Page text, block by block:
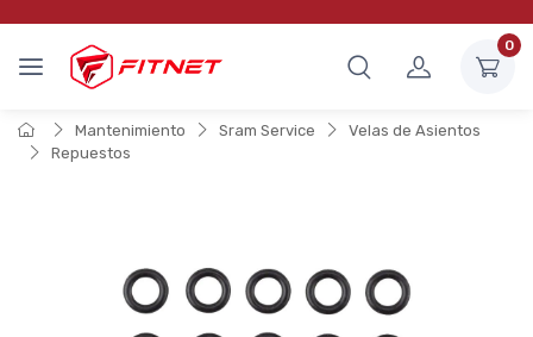
0
Mantenimiento Sram Service
Velas de Asientos
Repuestos